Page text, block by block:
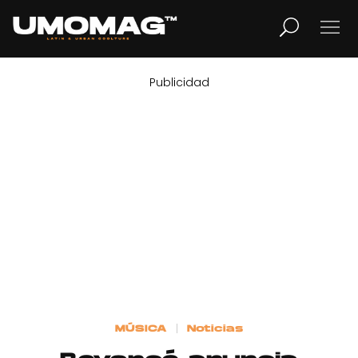
LIFESTYLE
Publicidad
MÚSICA Noticias